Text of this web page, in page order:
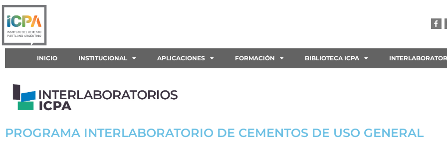
INICIO INSTITUCIONAL APLICACIONES FORMACIÓN BIBLIOTECA ICPA
PROGRAMA INTERLABORATORIO DE CEMENTOS DE USO GENERAL